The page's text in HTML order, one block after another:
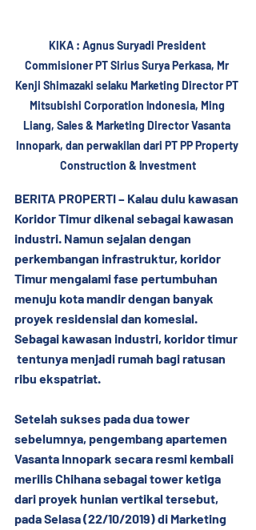
KIKA : Agnus Suryadi President
Commisioner PT Sirius Surya Perkasa, Mr
Kenji Shimazaki selaku Marketing Director PT
Mitsubishi Corporation lndonesia, Ming
Liang, Sales & Marketing Director Vasanta
Innopark, dan perwakilan dari PT PP Property
Construction & lnvestment
BERITA PROPERTI – Kalau dulu kawasan
Koridor Timur dikenal sebagai kawasan
industri. Namun sejalan dengan
perkembangan infrastruktur, koridor
Timur mengalami fase pertumbuhan
menuju kota mandir dengan banyak
proyek residensial dan komesial.
Sebagai kawasan industri, koridor timur
tentunya menjadi rumah bagi ratusan
ribu ekspatriat.
Setelah sukses pada dua tower
sebelumnya, pengembang apartemen
Vasanta Innopark secara resmi kembali
merilis Chihana sebagai tower ketiga
dari proyek hunian vertikal tersebut,
pada Selasa (22/10/2019) di Marketing